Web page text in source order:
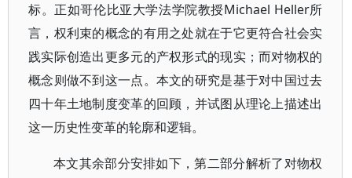
标。正如哥伦比亚大学法学院教授Michael Heller所
言，权利束的概念的有用之处就在于它更符合社会实
践实际创造出更多元的产权形式的现实；而对物权的
概念则做不到这一点。本文的研究是基于对中国过去
四十年土地制度变革的回顾，并试图从理论上描述出
这一历史性变革的轮廓和逻辑。
本文其余部分安排如下，第二部分解析了对物权